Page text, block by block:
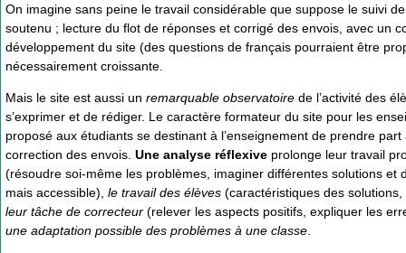
On imagine sans peine le travail considérable que suppose le suivi
soutenu ; lecture du flot de réponses et corrigé des envois, avec un
développement du site (des questions de français pourraient être
nécessairement croissante.
Mais le site est aussi un remarquable observatoire de l’activité des
s’exprimer et de rédiger. Le caractère formateur du site pour les
proposé aux étudiants se destinant à l’enseignement de prendre
correction des envois. Une analyse réflexive prolonge leur travail
(résoudre soi-même les problèmes, imaginer différentes solutions
mais accessible), le travail des élèves (caractéristiques des
leur tâche de correcteur (relever les aspects positifs, expliquer les
une adaptation possible des problèmes à une classe.